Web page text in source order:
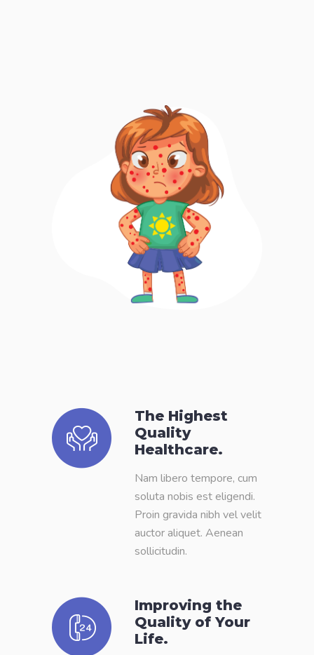
The Highest
Quality
Healthcare.
Nam libero tempore, cum
soluta nobis est eligendi.
Proin gravida nibh vel velit
auctor aliquet. Aenean
sollicitudin.
Improving the
Quality of Your
Life.